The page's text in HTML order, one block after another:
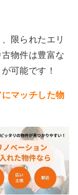
限られたエリ
物件は豊富な
可能です！
マッチした物